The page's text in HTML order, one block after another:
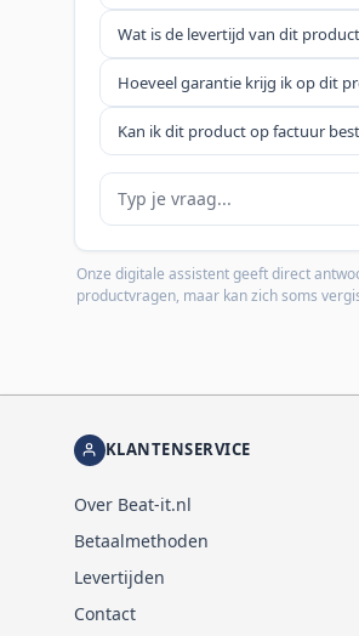
Wat is de levertijd van dit
Hoeveel garantie krijg ik op dit
Kan ik dit product op factuur
Je vraag
Onze digitale assistent geeft direct
productvragen, maar kan zich soms
KLANTENSERVICE
Over Beat-it.nl
Betaalmethoden
Levertijden
Contact